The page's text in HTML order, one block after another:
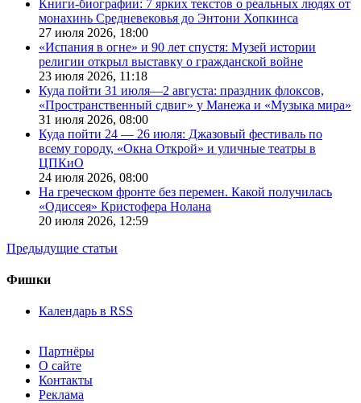
Книги-биографии: 7 ярких текстов о реальных людях от
монахинь Средневековья до Энтони Хопкинса
27 июля 2026, 18:00
«Испания в огне» и 90 лет спустя: Музей истории
религии открыл выставку о гражданской войне
23 июля 2026, 11:18
Куда пойти 31 июля—2 августа: праздник флоксов,
«Пространственный сдвиг» у Манежа и «Музыка мира»
31 июля 2026, 08:00
Куда пойти 24 — 26 июля: Джазовый фестиваль по
всему городу, «Окна Открой» и уличные театры в
ЦПКиО
24 июля 2026, 08:00
На греческом фронте без перемен. Какой получилась
«Одиссея» Кристофера Нолана
20 июля 2026, 12:59
Предыдущие статьи
Фишки
Календарь в RSS
Партнёры
О сайте
Контакты
Реклама